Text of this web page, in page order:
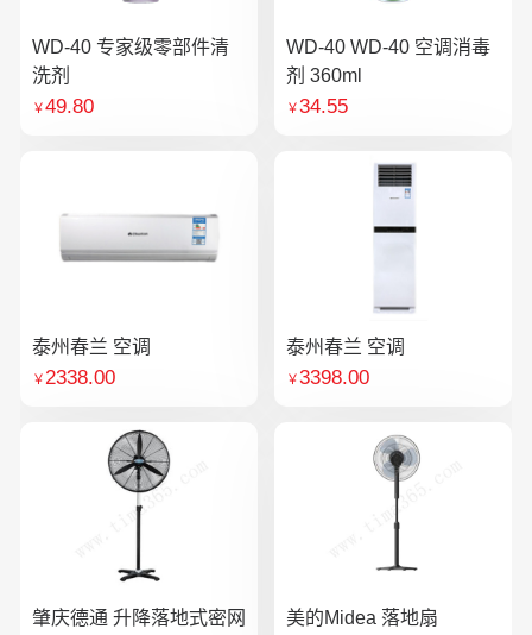
WD-40 专家级零部件清
洗剂
￥49.80
WD-40 WD-40 空调消毒
剂 360ml
￥34.55
泰州春兰 空调
￥2338.00
泰州春兰 空调
￥3398.00
肇庆德通 升降落地式密网
美的Midea 落地扇